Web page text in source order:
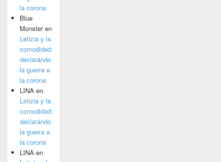
la corona
Blue
Monsteren
Letizia y la
comodidad:
declarándo
la guerra a
la corona
LINA en
Letizia y la
comodidad:
declarándo
la guerra a
la corona
LINA en